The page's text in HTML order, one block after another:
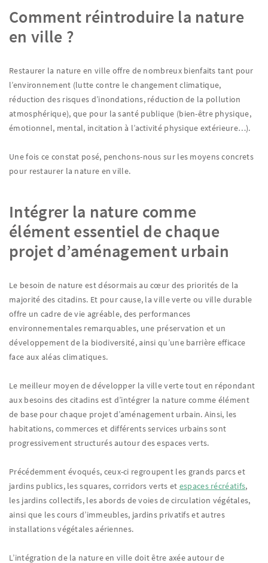
Comment réintroduire la nature
en ville ?
Restaurer la nature en ville offre de nombreux bienfaits tant pour
l’environnement (lutte contre le changement climatique,
réduction des risques d’inondations, réduction de la pollution
atmosphérique), que pour la santé publique (bien-être physique,
émotionnel, mental, incitation à l’activité physique extérieure…).
Une fois ce constat posé, penchons-nous sur les moyens concrets
pour restaurer la nature en ville.
Intégrer la nature comme
élément essentiel de chaque
projet d’aménagement urbain
Le besoin de nature est désormais au cœur des priorités de la
majorité des citadins. Et pour cause, la ville verte ou ville durable
offre un cadre de vie agréable, des performances
environnementales remarquables, une préservation et un
développement de la biodiversité, ainsi qu’une barrière efficace
face aux aléas climatiques.
Le meilleur moyen de développer la ville verte tout en répondant
aux besoins des citadins est d’intégrer la nature comme élément
de base pour chaque projet d’aménagement urbain. Ainsi, les
habitations, commerces et différents services urbains sont
progressivement structurés autour des espaces verts.
Précédemment évoqués, ceux-ci regroupent les grands parcs et
jardins publics, les squares, corridors verts et espaces récréatifs,
les jardins collectifs, les abords de voies de circulation végétales,
ainsi que les cours d’immeubles, jardins privatifs et autres
installations végétales aériennes.
L’intégration de la nature en ville doit être axée autour de